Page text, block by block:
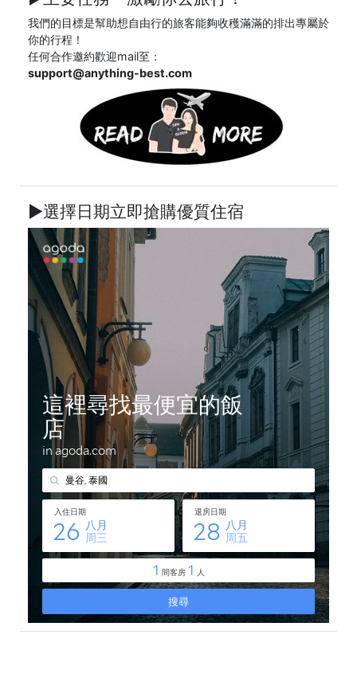
我們的目標是幫助想自由行的旅客能夠收穫滿滿的排出專屬於
你的行程！
任何合作邀約歡迎mail至：
support@anything-best.com
►選擇日期立即搶購優質住宿